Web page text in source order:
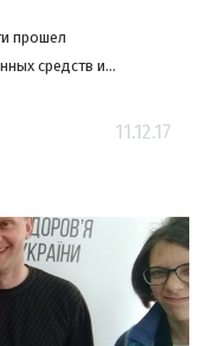
прошел
средств и...
11.12.17